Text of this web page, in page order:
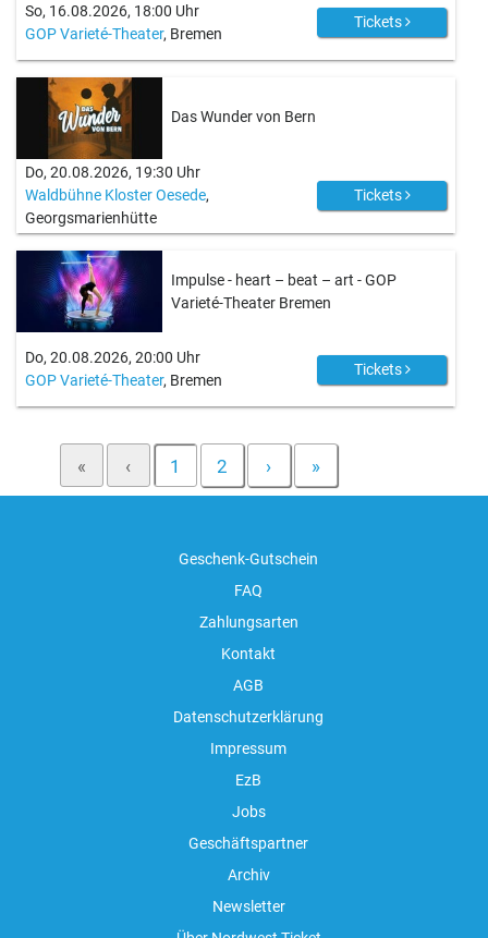
So, 16.08.2026, 18:00 Uhr
GOP Varieté-Theater, Bremen
Tickets
Das Wunder von Bern
Do, 20.08.2026, 19:30 Uhr
Waldbühne Kloster Oesede,
Georgsmarienhütte
Tickets
Impulse - heart – beat – art - GOP
Varieté-Theater Bremen
Do, 20.08.2026, 20:00 Uhr
GOP Varieté-Theater, Bremen
Tickets
« ‹ 1 2 › »
Geschenk-Gutschein
FAQ
Zahlungsarten
Kontakt
AGB
Datenschutzerklärung
Impressum
EzB
Jobs
Geschäftspartner
Archiv
Newsletter